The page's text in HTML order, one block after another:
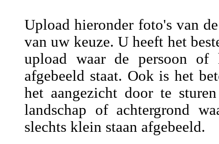
Upload hieronder foto's van
van uw keuze. U heeft het
upload waar de persoon of
afgebeeld staat. Ook is het
het aangezicht door te
landschap of achtergrond
slechts klein staan afgebeeld.